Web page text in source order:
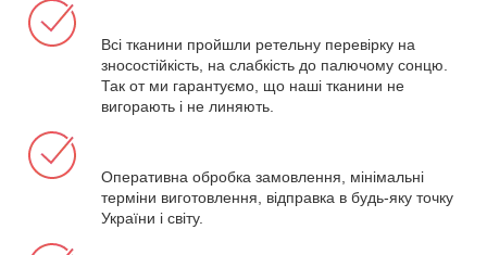
Всі тканини пройшли ретельну перевірку на
зносостійкість, на слабкість до палючому сонцю.
Так от ми гарантуємо, що наші тканини не
вигорають і не линяють.
Оперативна обробка замовлення, мінімальні
терміни виготовлення, відправка в будь-яку точку
України і світу.